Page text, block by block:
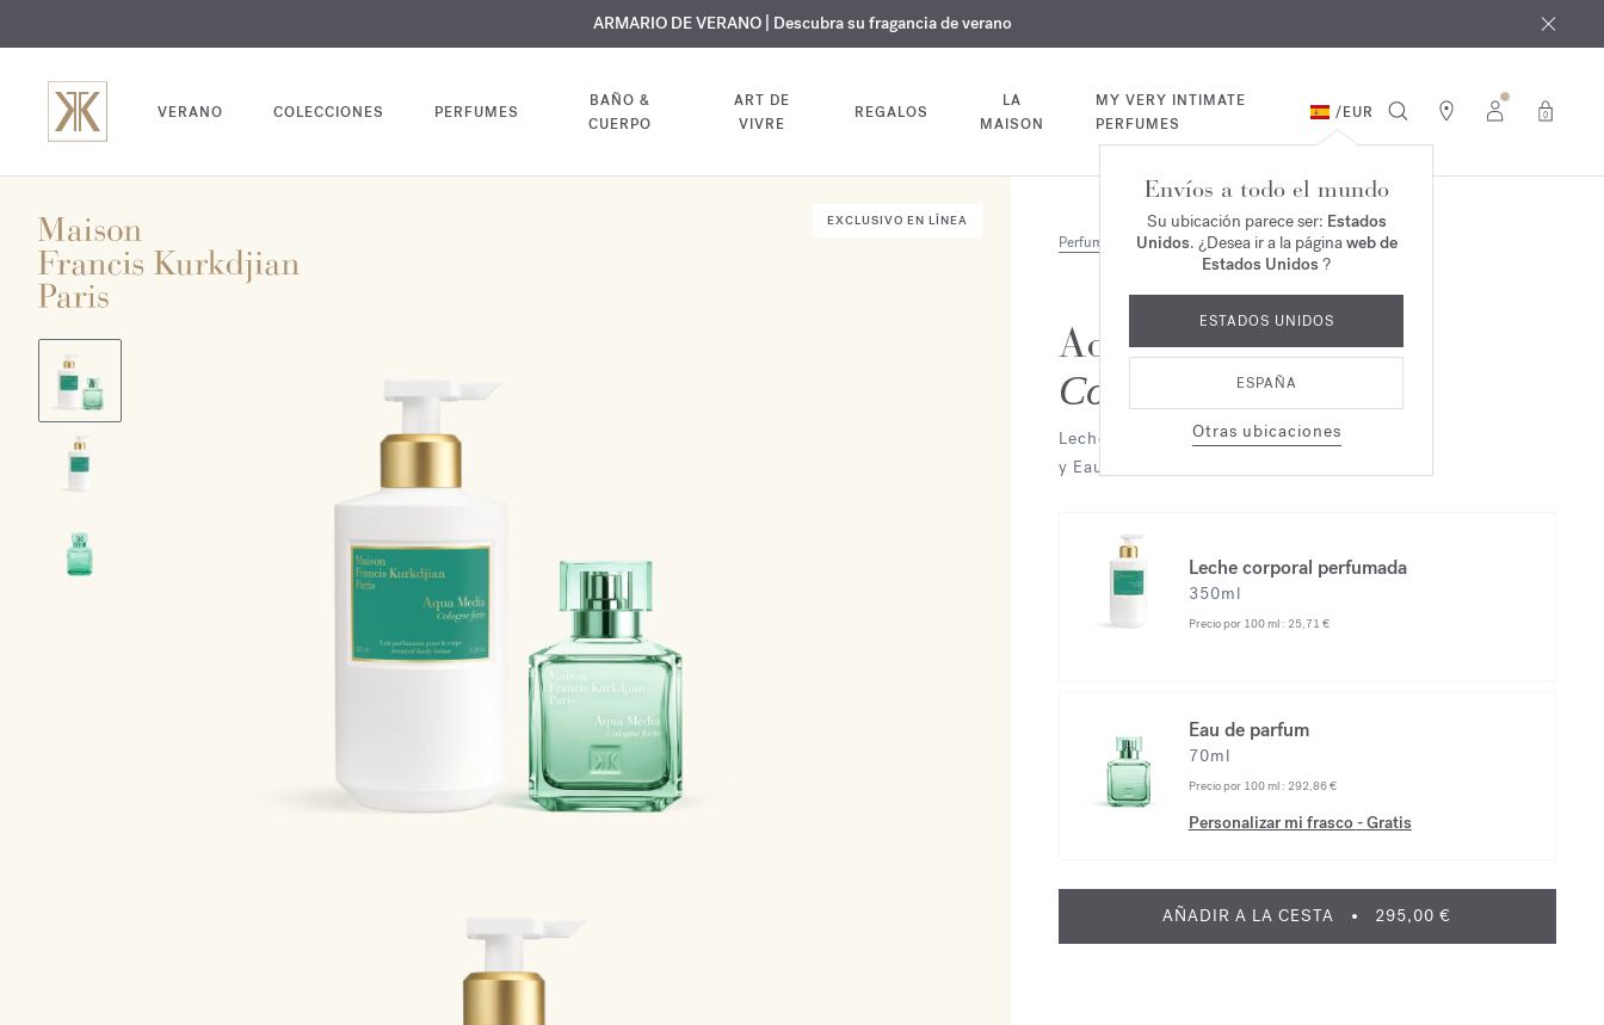
EXCLUSIVO | Descubra la nueva fragancia OUDvelvet mooden su pedido*
GRABADO GRATUITO | En todas las fragancias y aceites corporales hasta el 9 de agosto
ARMARIO DE VERANO | Descubra su fragancia de verano
VERANO COLECCIONES PERFUMES
BAÑO &
CUERPO
ART DE
VIVRE
REGALOS
LA
MAISON
MY VERY INTIMATE
PERFUMES
/EUR 0
Envíos a todo el mundo
Su ubicación parece ser: Estados
Unidos. ¿Desea ir a la páginaweb de
Estados Unidos ?
ESTADOS UNIDOS
ESPAÑA
Otras ubicaciones
EXCLUSIVO EN LÍNEA
Perfumes Dúo & Trío
Aqua Media
Cologne forte
Leche corporal perfumada
y Eau de parfum Dúo
Leche corporal perfumada
350ml
Precio por 100 ml : 25,71 €
Eau de parfum
70ml
Precio por 100 ml : 292,86 €
Personalizar mi frasco-Gratis
AÑADIR A LA CESTA 295,00 €